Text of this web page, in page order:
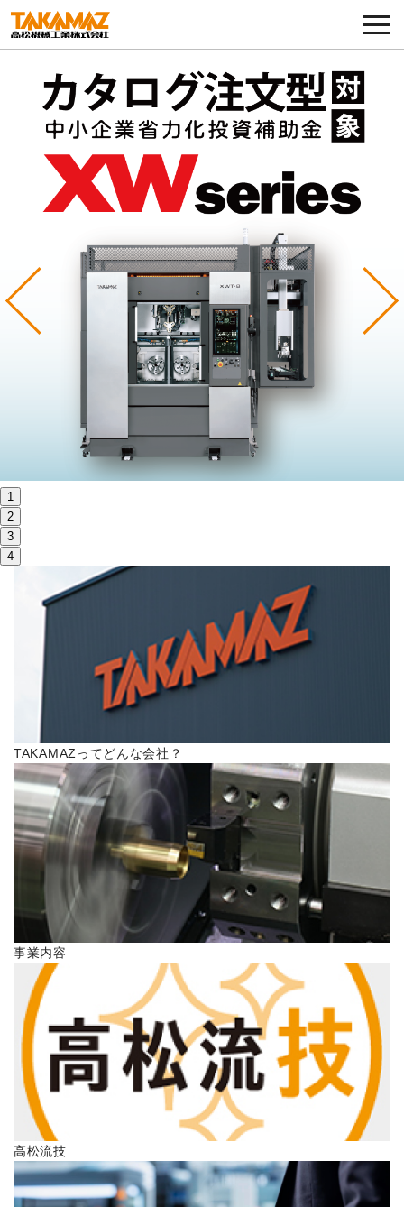
各種お問い合わせ・部品注文
採用に関してはこちらから
企業情報
展示会・イベント
コラム
製品ラインナップ
サステナビリティ
お問い合わせ
高松流技
ご利用に際して
当社のセキュリティへの取り組み
プライバシーポリシー
ENGLISH
Previous
1
2
3
4
TAKAMAZってどんな会社？
事業内容
高松流技